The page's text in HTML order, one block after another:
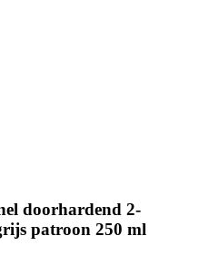
doorhardend 2-
patroon 250 ml